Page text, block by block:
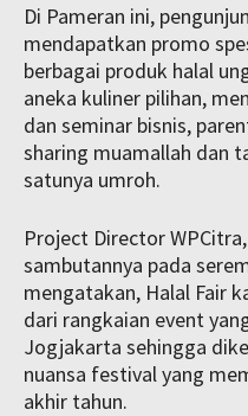
Di Pameran ini,
mendapatkan promo
berbagai produk halal
aneka kuliner pilihan,
dan seminar bisnis,
sharing muamallah dan
satunya umroh.
Project Director
sambutannya pada
mengatakan, Halal Fair
dari rangkaian event
Jogjakarta sehingga
nuansa festival yang
akhir tahun.